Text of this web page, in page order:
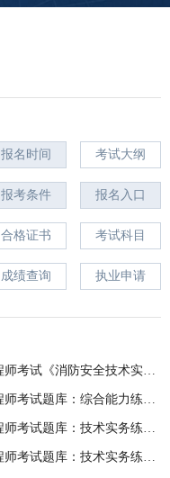
报名时间 考试大纲
报考条件 报名入口
合格证书 考试科目
成绩查询 执业申请
2023年一级消防工程师考试《消防安全技术实务》自测卷
2023年一级消防工程师考试题库：综合能力练习8.15
2023年一级消防工程师考试题库：技术实务练习8.4
2023年一级消防工程师考试题库：技术实务练习8.2